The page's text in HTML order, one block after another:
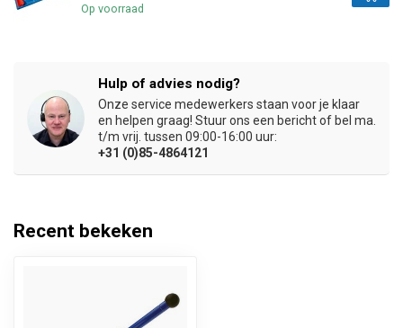
Op voorraad
Hulp of advies nodig?
Onze service medewerkers staan voor je klaar
en helpen graag! Stuur ons een bericht of bel ma.
t/m vrij. tussen 09:00-16:00 uur:
+31 (0)85-4864121
Recent bekeken